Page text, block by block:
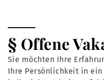
§ Offene
Sie möchten Ihre
Ihre Persönlichkeit in ein